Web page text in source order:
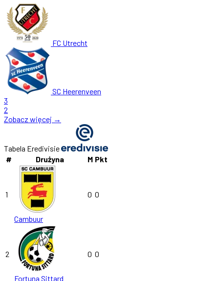
FC Utrecht
SC Heerenveen
3
2
Zobacz więcej →
Tabela Eredivisie
#
Drużyna M Pkt
1
Cambuur
0 0
2
Fortuna Sittard
0 0